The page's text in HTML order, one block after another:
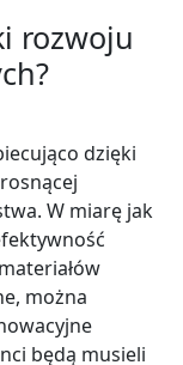
rozwoju
dzięki
W miarę jak
można
będą musieli